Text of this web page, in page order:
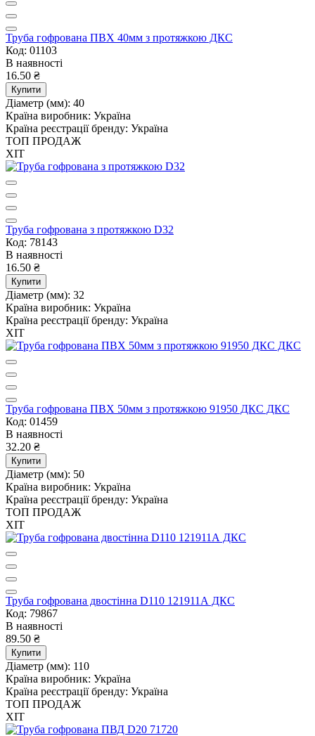
Труба гофрована ПВХ 40мм з протяжкою ДКС
Код: 01103
В наявності
16.50 ₴
Купити
Діаметр (мм): 40
Країна виробник: Україна
Країна реєстрації бренду: Україна
ТОП ПРОДАЖ
ХІТ
Труба гофрована з протяжкою D32
Код: 78143
В наявності
16.50 ₴
Купити
Діаметр (мм): 32
Країна виробник: Україна
Країна реєстрації бренду: Україна
ХІТ
Труба гофрована ПВХ 50мм з протяжкою 91950 ДКС ДКС
Код: 01459
В наявності
32.20 ₴
Купити
Діаметр (мм): 50
Країна виробник: Україна
Країна реєстрації бренду: Україна
ТОП ПРОДАЖ
ХІТ
Труба гофрована двостінна D110 121911А ДКС
Код: 79867
В наявності
89.50 ₴
Купити
Діаметр (мм): 110
Країна виробник: Україна
Країна реєстрації бренду: Україна
ТОП ПРОДАЖ
ХІТ